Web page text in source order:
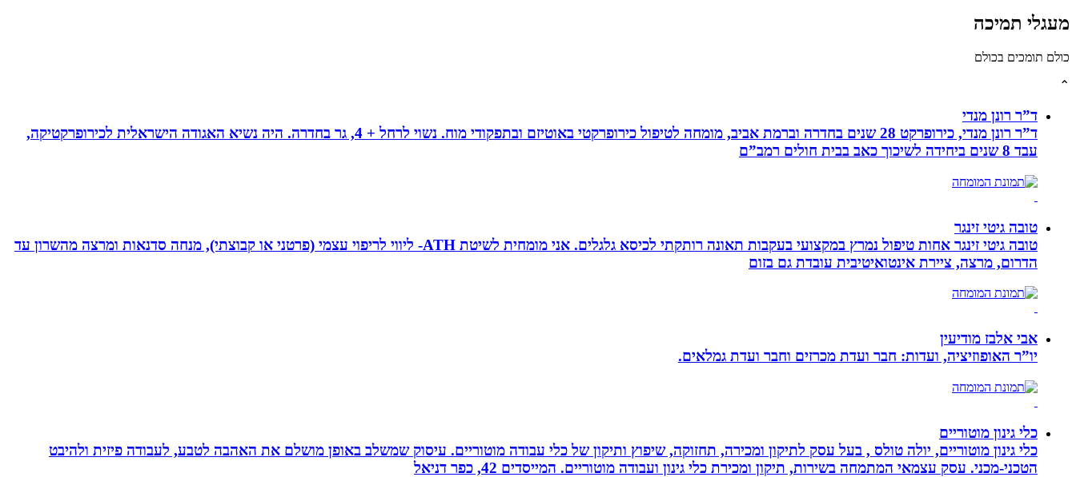
מעגלי תמיכה
כולם תומכים בכולם
⌃
ד”ר רונן מנדי
ד”ר רונן מנדי, כירופרקט 28 שנים בחדרה וברמת אביב, מומחה לטיפול כירופרקטי באוטיזם ובתפקודי מוח. נשוי לרחל + 4, גר בחדרה. היה נשיא האגודה הישראלית לכירופרקטיקה,
עבד 8 שנים ביחידה לשיכוך כאב בבית חולים רמב”ם
טובה גיטי זינגר
טובה גיטי זינגר אחות טיפול נמרץ במקצועי בעקבות תאונה רותקתי לכיסא גלגלים. אני מומחית לשיטת ATH- ליווי לריפוי עצמי (פרטני או קבוצתי), מנחה סדנאות ומרצה מהשרון עד
הדרום, מרצה, ציירת אינטואיטיבית עובדת גם בזום
אבי אלבז מודיעין
יו”ר האופוזיציה, ועדות: חבר ועדת מכרזים וחבר ועדת גמלאים.
כלי גינון מוטוריים
כלי גינון מוטוריים, יולה טולס , בעל עסק לתיקון ומכירה, תחזוקה, שיפוץ ותיקון של כלי עבודה מוטוריים. עיסוק שמשלב באופן מושלם את האהבה לטבע, לעבודה פיזית ולהיבט
הטכני-מכני. עסק עצמאי המתמחה בשירות, תיקון ומכירת כלי גינון ועבודה מוטוריים. המייסדים 42, כפר דניאל